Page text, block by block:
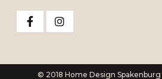
© 2018 Home Design Spakenburg |